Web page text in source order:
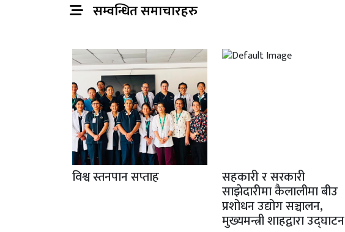
सम्वन्धित समाचारहरु
विश्व स्तनपान सप्ताह सहकारी र सरकारी
साझेदारीमा कैलालीमा बीउ
प्रशोधन उद्योग सञ्चालन,
मुख्यमन्त्री शाहद्वारा उद्घाटन